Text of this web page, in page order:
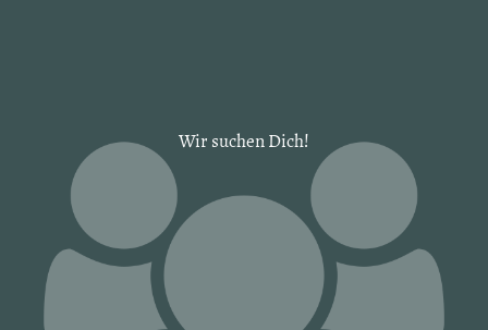
Wir suchen Dich!